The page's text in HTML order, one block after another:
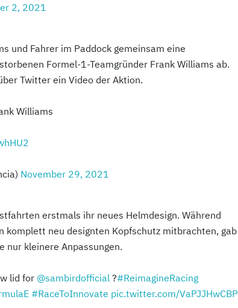
2, 2021
und Fahrer im Paddock gemeinsam eine
Formel-1-Teamgründer Frank Williams ab.
Twitter ein Video der Aktion.
Williams
November 29, 2021
erstmals ihr neues Helmdesign. Während
komplett neu designten Kopfschutz mitbrachten, gab
nur kleinere Anpassungen.
lid for @sambirdofficial ?#ReimagineRacing
#RaceToInnovate pic.twitter.com/VaPJJHwCBP